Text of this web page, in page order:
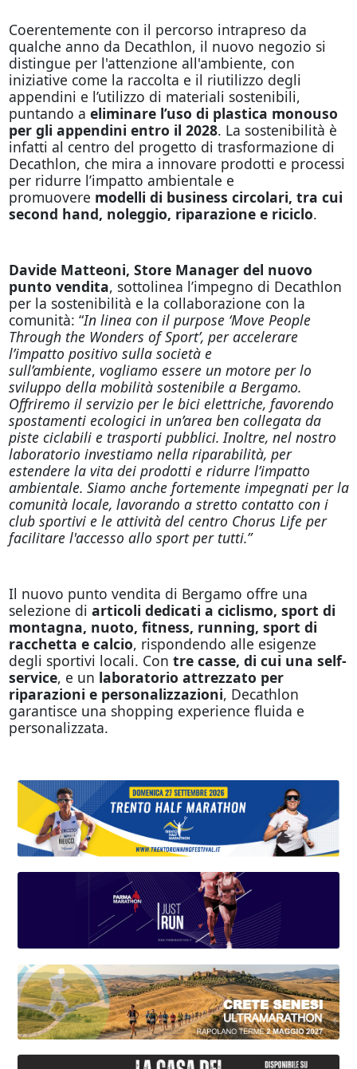
Coerentemente con il percorso intrapreso da
qualche anno da Decathlon, il nuovo negozio si
distingue per l'attenzione all'ambiente, con
iniziative come la raccolta e il riutilizzo degli
appendini e l’utilizzo di materiali sostenibili,
puntando a eliminare l’uso di plastica monouso
per gli appendini entro il 2028. La sostenibilità è
infatti al centro del progetto di trasformazione di
Decathlon, che mira a innovare prodotti e processi
per ridurre l’impatto ambientale e
promuovere modelli di business circolari, tra cui
second hand, noleggio, riparazione e riciclo.
Davide Matteoni, Store Manager del nuovo
punto vendita, sottolinea l’impegno di Decathlon
per la sostenibilità e la collaborazione con la
comunità: “In linea con il purpose ‘Move People
Through the Wonders of Sport’, per accelerare
l’impatto positivo sulla società e
sull’ambiente, vogliamo essere un motore per lo
sviluppo della mobilità sostenibile a Bergamo.
Offriremo il servizio per le bici elettriche, favorendo
spostamenti ecologici in un’area ben collegata da
piste ciclabili e trasporti pubblici. Inoltre, nel nostro
laboratorio investiamo nella riparabilità, per
estendere la vita dei prodotti e ridurre l’impatto
ambientale. Siamo anche fortemente impegnati per la
comunità locale, lavorando a stretto contatto con i
club sportivi e le attività del centro Chorus Life per
facilitare l'accesso allo sport per tutti.”
Il nuovo punto vendita di Bergamo offre una
selezione di articoli dedicati a ciclismo, sport di
montagna, nuoto, fitness, running, sport di
racchetta e calcio, rispondendo alle esigenze
degli sportivi locali. Con tre casse, di cui una self-
service, e un laboratorio attrezzato per
riparazioni e personalizzazioni, Decathlon
garantisce una shopping experience fluida e
personalizzata.